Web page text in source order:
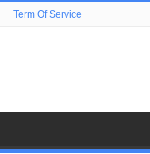
Term Of Service